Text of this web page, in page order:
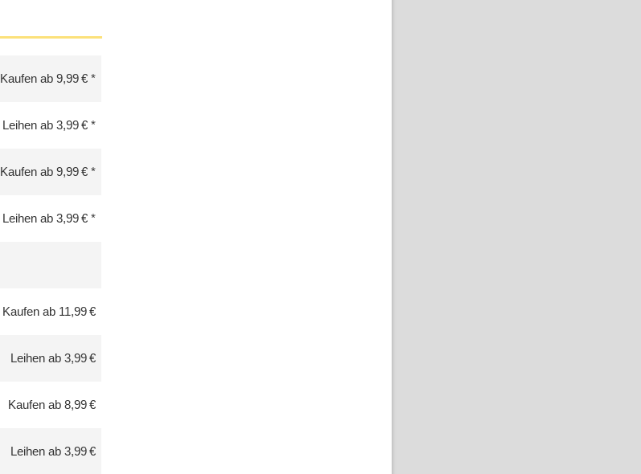
Kaufen ab 9,99 €
Leihen ab 3,99 €
Kaufen ab 9,99 €
Leihen ab 3,99 €
Kaufen ab 11,99 €
Leihen ab 3,99 €
Kaufen ab 8,99 €
Leihen ab 3,99 €